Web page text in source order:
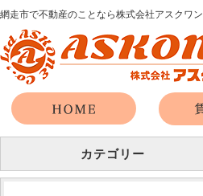
網走市で不動産のことなら株式会社アスクワン
カテゴリー